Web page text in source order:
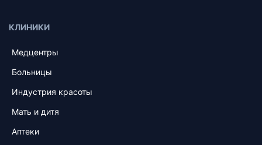
КЛИНИКИ
Медцентры
Больницы
Индустрия красоты
Мать и дитя
Аптеки